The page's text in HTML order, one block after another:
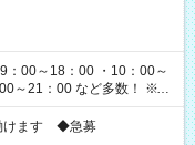
00～18：00 ・10：00～
ど多数！ ※お
けます ◆急募